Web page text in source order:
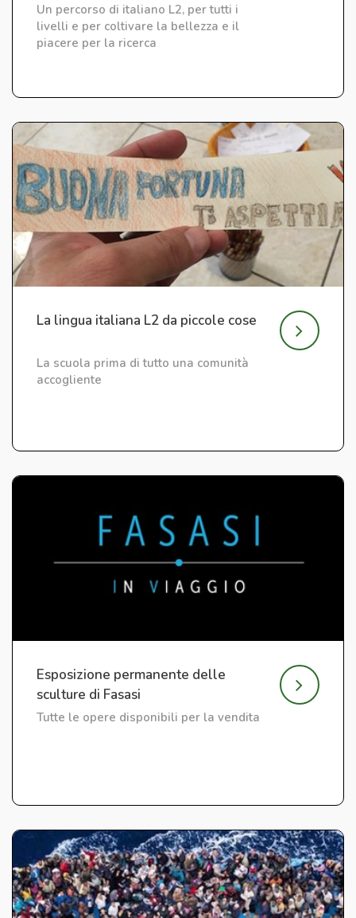
Un percorso di italiano L2, per tutti i
livelli e per coltivare la bellezza e il
piacere per la ricerca
La lingua italiana L2 da piccole cose
La scuola prima di tutto una comunità
accogliente
Esposizione permanente delle
sculture di Fasasi
Tutte le opere disponibili per la vendita